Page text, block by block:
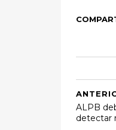
ALPB
detectar